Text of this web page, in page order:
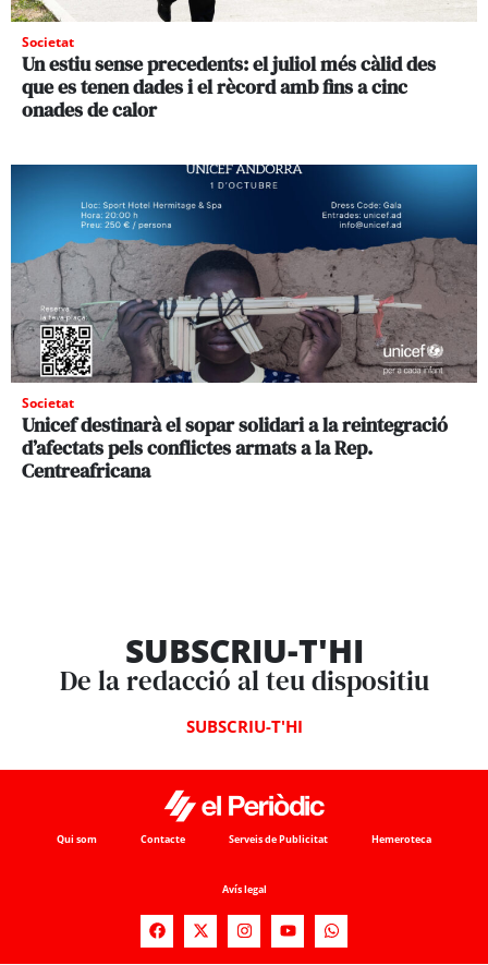
Societat
Un estiu sense precedents: el juliol més càlid des
que es tenen dades i el rècord amb fins a cinc
onades de calor
Societat
Unicef destinarà el sopar solidari a la reintegració
d’afectats pels conflictes armats a la Rep.
Centreafricana
SUBSCRIU-T'HI
De la redacció al teu dispositiu
SUBSCRIU-T'HI
Qui som Contacte Serveis de Publicitat Hemeroteca
Avís legal